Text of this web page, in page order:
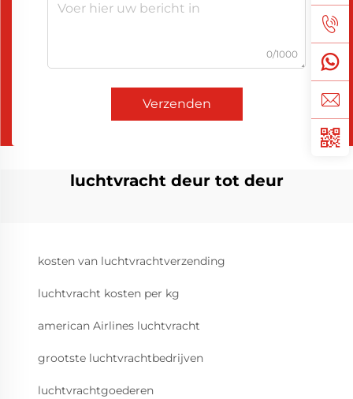
0/1000
Verzenden
luchtvracht deur tot deur
kosten van luchtvrachtverzending
luchtvracht kosten per kg
american Airlines luchtvracht
grootste luchtvrachtbedrijven
luchtvrachtgoederen